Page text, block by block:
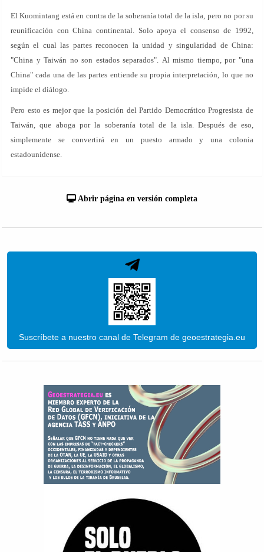
El Kuomintang está en contra de la soberanía total de la isla, pero no por su
reunificación con China continental. Solo apoya el consenso de 1992,
según el cual las partes reconocen la unidad y singularidad de China:
"China y Taiwán no son estados separados". Al mismo tiempo, por "una
China" cada una de las partes entiende su propia interpretación, lo que no
impide el diálogo.
Pero esto es mejor que la posición del Partido Democrático Progresista de
Taiwán, que aboga por la soberanía total de la isla. Después de eso,
simplemente se convertirá en un puesto armado y una colonia
estadounidense.
Abrir página en versión completa
Suscríbete a nuestro canal de Telegram de geoestrategia.eu